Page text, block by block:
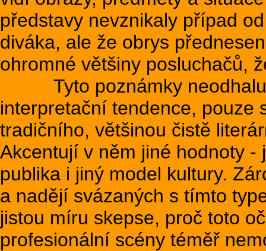
představy nevznikaly případ
diváka, ale že obrys
ohromné většiny posluchačů,
Tyto poznámky neodhalují
interpretační tendence, pouze
tradičního, většinou čistě
Akcentují v něm jiné hodnoty -
publika i jiný model kultury.
a nadějí svázaných s tímto
jistou míru skepse, proč toto
profesionální scény téměř